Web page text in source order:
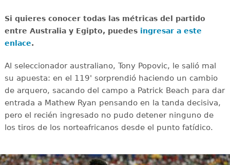
Si quieres conocer todas las métricas del partido
entre Australia y Egipto, puedes ingresar a este
enlace.
Al seleccionador australiano, Tony Popovic, le salió mal
su apuesta: en el 119' sorprendió haciendo un cambio
de arquero, sacando del campo a Patrick Beach para dar
entrada a Mathew Ryan pensando en la tanda decisiva,
pero el recién ingresado no pudo detener ninguno de
los tiros de los norteafricanos desde el punto fatídico.